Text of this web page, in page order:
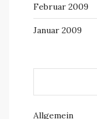
Februar 2009
Januar 2009
Allgemein